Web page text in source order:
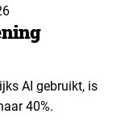
AI gebruikt, is
40%.